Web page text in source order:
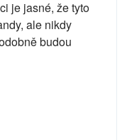
je jasné, že tyto
ale nikdy
budou